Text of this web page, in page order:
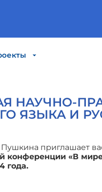
НАУЧНО-
ЯЗЫКА И
приглашает
конференции «В
года.